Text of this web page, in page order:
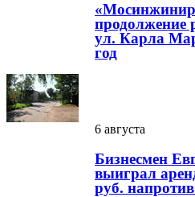
продолжение
ул. Карла
год
6 августа
Бизнесмен
выиграл
руб.